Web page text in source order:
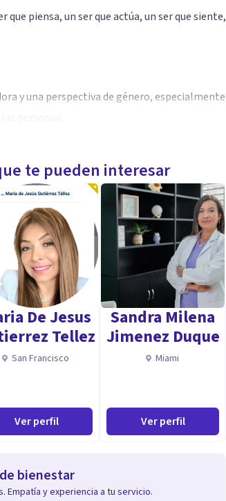
piensa, un ser que actúa, un ser que siente,
y una perspectiva de género, especialmente
de la psicología.
te pueden interesar
De Jesus
Tellez
San Francisco
Ver perfil
Sandra Milena
Jimenez Duque
Miami
Ver perfil
bienestar
Empatía y experiencia a tu servicio.